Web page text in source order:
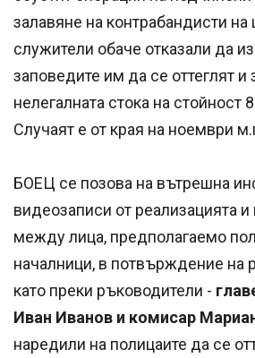
залавяне на контрабандисти на
служители обаче отказали да
заповедите им да се оттеглят и
нелегалната стока на стойност
Случаят е от края на ноември
БОЕЦ се позова на вътрешна
видеозаписи от реализацията и
между лица, предполагаемо
началници, в потвърждение на
като преки ръководители -
Иван Иванов и комисар
наредили на полицаите да се